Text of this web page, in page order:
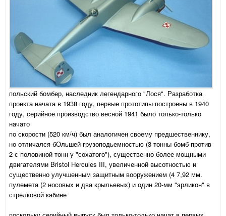
польский бомбер, наследник легендарного "Лося". Разработка
проекта начата в 1938 году, первые прототипы построены в 1940
году, серийное производство весной 1941 было только-только
начато
по скорости (520 км/ч) был аналогичен своему предшественнику,
но отличался бОльшей грузоподьемностью (3 тонны бомб против
2 с половиной тонн у "сохатого"), существенно более мощными
двигателями Bristol Hercules III, увеличенной высотностью и
существенно улучшенным защитным вооружением (4 7,92 мм.
пулемета (2 носовых и два крыльевых) и один 20-мм "эрликон" в
стрелковой кабине